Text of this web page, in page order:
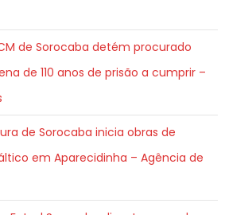
de Sorocaba detém procurado
de 110 anos de prisão a cumprir –
de Sorocaba inicia obras de
em Aparecidinha – Agência de